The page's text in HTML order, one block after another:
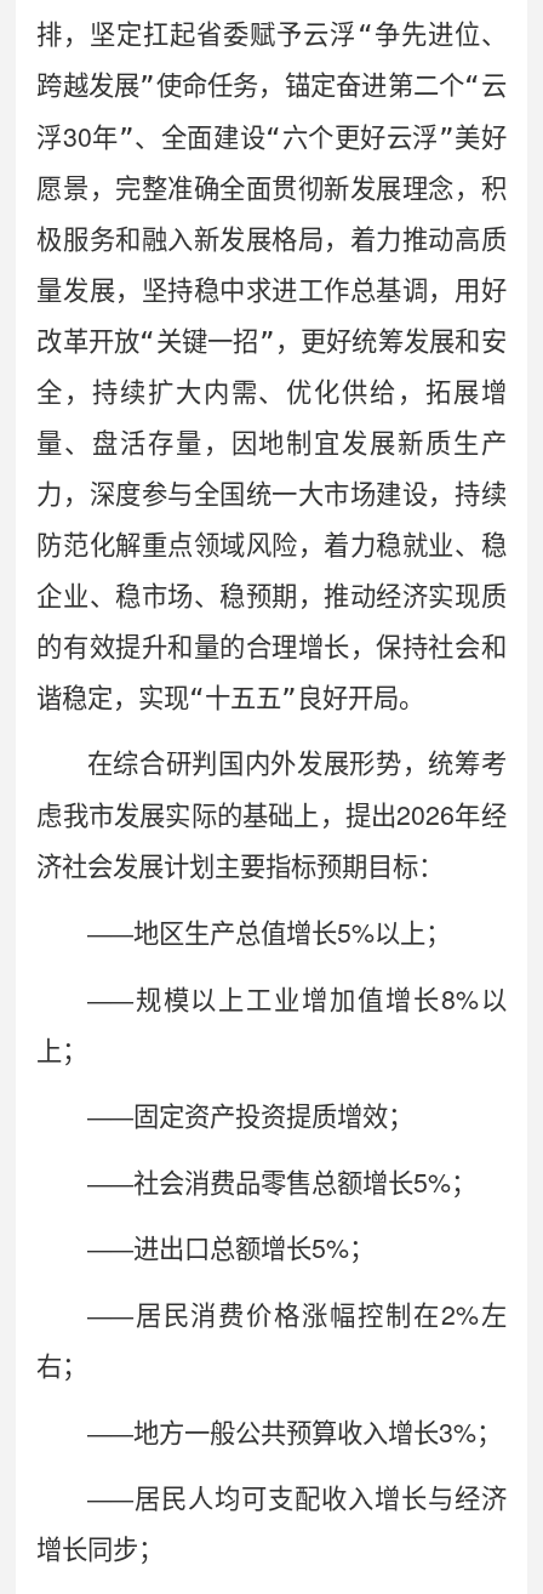
排，坚定扛起省委赋予云浮 “争先进位、
跨越发展”使命任务，锚定奋进第二个“云
浮30年”、全面建设“六个更好云浮”美好
愿景，完整准确全面贯彻新发展理念，积
极服务和融入新发展格局，着力推动高质
量发展，坚持稳中求进工作总基调，用好
改革开放“关键一招” ，更好统筹发展和安
全，持续扩大内需、优化供给，拓展增
量、盘活存量，因地制宜发展新质生产
力，深度参与全国统一大市场建设，持续
防范化解重点领域风险，着力稳就业、稳
企业、稳市场、稳预期，推动经济实现质
的有效提升和量的合理增长，保持社会和
谐稳定，实现“十五五” 良好开局。
在综合研判国内外发展形势，统筹考
虑我市发展实际的基础上，提出2026年经
济社会发展计划主要指标预期目标：
——地区生产总值增长5%以上；
——规模以上工业增加值增长8%以
上；
——固定资产投资提质增效；
——社会消费品零售总额增长5%；
——进出口总额增长5%；
——居 民消费价格涨幅控制在2%左
右；
——地方一般公共预算收入增长3%；
——居 民人均可支配收入增长与经济
增长同步；